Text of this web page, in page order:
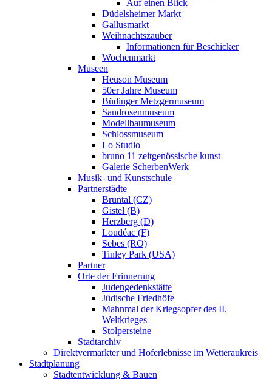
Auf einen Blick
Düdelsheimer Markt
Gallusmarkt
Weihnachtszauber
Informationen für Beschicker
Wochenmarkt
Museen
Heuson Museum
50er Jahre Museum
Büdinger Metzgermuseum
Sandrosenmuseum
Modellbaumuseum
Schlossmuseum
Lo Studio
bruno 11 zeitgenössische kunst
Galerie ScherbenWerk
Musik- und Kunstschule
Partnerstädte
Bruntal (CZ)
Gistel (B)
Herzberg (D)
Loudéac (F)
Sebes (RO)
Tinley Park (USA)
Partner
Orte der Erinnerung
Judengedenkstätte
Jüdische Friedhöfe
Mahnmal der Kriegsopfer des II.
Weltkrieges
Stolpersteine
Stadtarchiv
Direktvermarkter und Hoferlebnisse im Wetteraukreis
Stadtplanung
Stadtentwicklung & Bauen